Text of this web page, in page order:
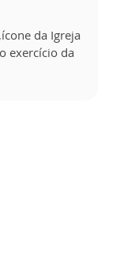
da Igreja
exercício da